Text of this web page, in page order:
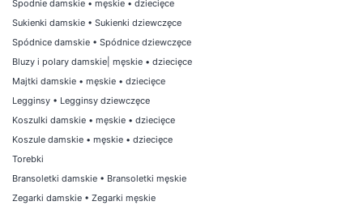
Spodnie damskie • męskie • dziecięce
Sukienki damskie • Sukienki dziewczęce
Spódnice damskie • Spódnice dziewczęce
Bluzy i polary damskie męskie • dziecięce
Majtki damskie • męskie • dziecięce
Legginsy • Legginsy dziewczęce
Koszulki damskie • męskie • dziecięce
Koszule damskie • męskie • dziecięce
Torebki
Bransoletki damskie • Bransoletki męskie
Zegarki damskie • Zegarki męskie